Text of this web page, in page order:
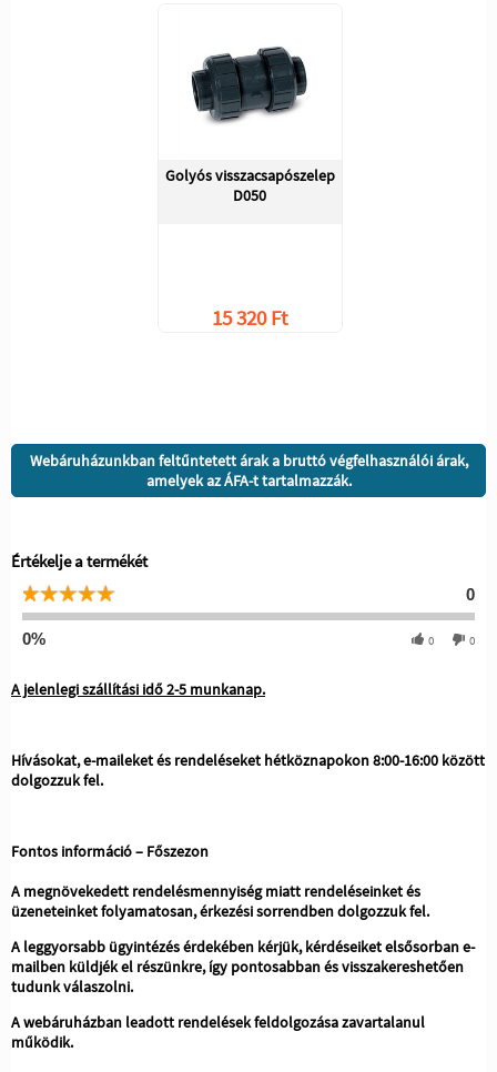
Golyós visszacsapószelep
D050
15 320 Ft
Webáruházunkban feltűntetett árak a bruttó végfelhasználói árak,
amelyek az ÁFA-t tartalmazzák.
Értékelje a termékét
0
0% 0 0
A jelenlegi szállítási idő 2-5 munkanap.
Hívásokat, e-maileket és rendeléseket hétköznapokon 8:00-16:00 között
dolgozzuk fel.
Fontos információ – Főszezon
A megnövekedett rendelésmennyiség miatt rendeléseinket és
üzeneteinket folyamatosan, érkezési sorrendben dolgozzuk fel.
A leggyorsabb ügyintézés érdekében kérjük, kérdéseiket elsősorban e-
mailben küldjék el részünkre, így pontosabban és visszakereshetően
tudunk válaszolni.
A webáruházban leadott rendelések feldolgozása zavartalanul
működik.